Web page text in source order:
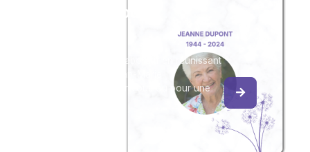
Créez un album
Créez un album collaboratif en réunissant
JACQUEMART, pour vous ou pour une